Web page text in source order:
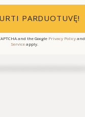
PARDUOTUVĘ!
and the Google Privacy Policyand
Serviceapply.